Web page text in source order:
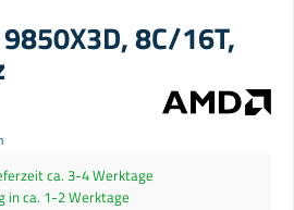
8C/16T,
ca. 3-4 Werktage
in ca. 1-2 Werktage